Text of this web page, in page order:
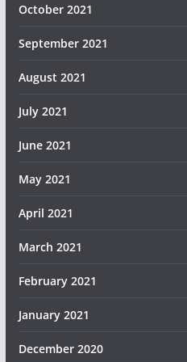
October 2021
September 2021
August 2021
July 2021
June 2021
May 2021
April 2021
March 2021
February 2021
January 2021
December 2020